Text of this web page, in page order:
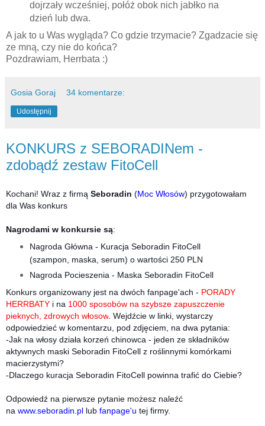
dojrzały wcześniej, połóż obok nich jabłko na
dzień lub dwa.
A jak to u Was wygląda? Co gdzie trzymacie? Zgadzacie się
ze mną, czy nie do końca?
Pozdrawiam, Herrbata :)
Gosia Goraj 34 komentarze:
Udostępnij
KONKURS z SEBORADINem -
zdobądź zestaw FitoCell
Kochani! Wraz z firmą Seboradin (Moc Włosów) przygotowałam
dla Was konkurs
Nagrodami w konkursie są:
Nagroda Główna - Kuracja Seboradin FitoCell
(szampon, maska, serum) o wartości 250 PLN
Nagroda Pocieszenia - Maska Seboradin FitoCell
Konkurs organizowany jest na dwóch fanpage'ach - PORADY
HERRBATY i na 1000 sposobów na szybsze zapuszczenie
pieknych, zdrowych włosow . Wejdźcie w linki, wystarczy
odpowiedzieć w komentarzu, pod zdjęciem, na dwa pytania:
-Jak na włosy działa korzeń chinowca - jeden ze składników
aktywnych maski Seboradin FitoCell z roślinnymi komórkami
macierzystymi?
-Dlaczego kuracja Seboradin FitoCell powinna trafić do Ciebie?
Odpowiedź na pierwsze pytanie możesz naleźć
na www.seboradin.pl lub fanpage'u tej firmy.